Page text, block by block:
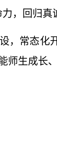
，回归真
，常态化
生成长